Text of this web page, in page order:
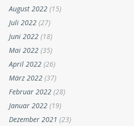
August 2022 (15)
Juli 2022 (27)
Juni 2022 (18)
Mai 2022 (35)
April 2022 (26)
März 2022 (37)
Februar 2022 (28)
Januar 2022 (19)
Dezember 2021 (23)